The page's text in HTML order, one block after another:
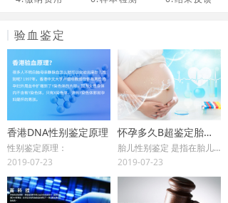
香港DNA性别鉴定原理
性别鉴定原理：
孕妇的血液标本被抽出后，首先经过两次高速离心处理，将上层的清液移入新的无菌管内，冷冻保存备用。然后应用试剂将上清液中的DNA提取出来，将其染色，放在在紫外灯下观察。
2019-07-23
怀孕多久B超鉴定胎儿性别
胎儿性别鉴定 是指在胎儿出生之前，就通过医学辅助手段知道其性别。由于考虑到社会男女比例的平衡的问题，目前是不能操作的。但是很多人会因为重男轻女或重女轻男等思想而私下找医生操作。目前性别鉴定分为B超鉴定和DNA母血鉴定两种。 B超胎儿性别鉴定方法……
2019-07-23
验血鉴定